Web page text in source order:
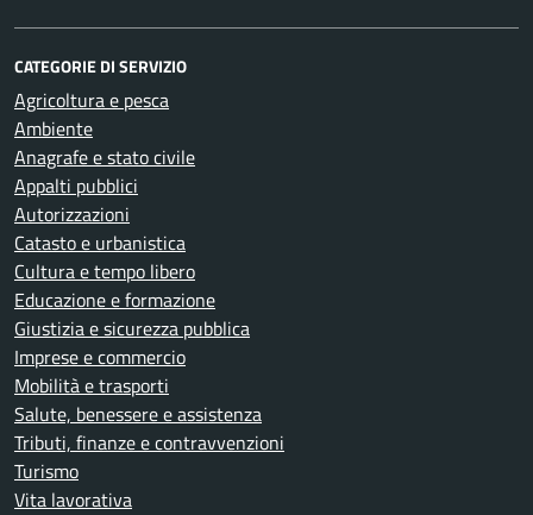
CATEGORIE DI SERVIZIO
Agricoltura e pesca
Ambiente
Anagrafe e stato civile
Appalti pubblici
Autorizzazioni
Catasto e urbanistica
Cultura e tempo libero
Educazione e formazione
Giustizia e sicurezza pubblica
Imprese e commercio
Mobilità e trasporti
Salute, benessere e assistenza
Tributi, finanze e contravvenzioni
Turismo
Vita lavorativa